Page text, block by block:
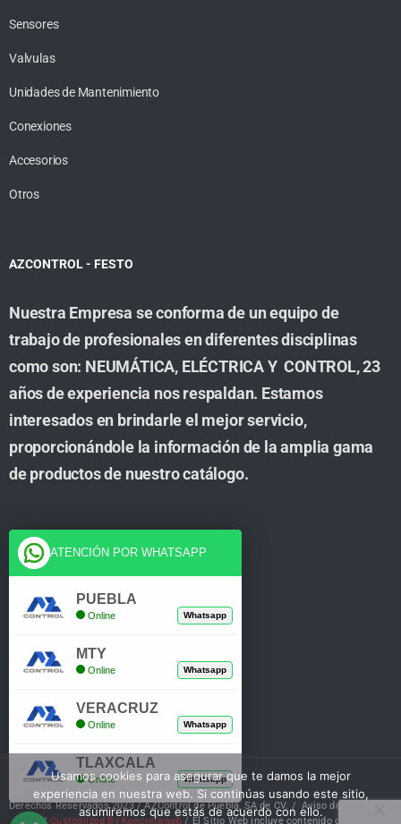
Sensores
Valvulas
Unidades de Mantenimiento
Conexiones
Accesorios
Otros
AZCONTROL - FESTO
Nuestra Empresa se conforma de un equipo de
trabajo de profesionales en diferentes disciplinas
como son: NEUMÁTICA, ELÉCTRICA Y CONTROL, 23
años de experiencia nos respaldan. Estamos
interesados en brindarle el mejor servicio,
proporcionándole la información de la amplia gama
de productos de nuestro catálogo.
Cuenta
Tienda
Mi Cuenta
Derechos Reservados 2023 / AZControl de Puebla, SA de CV. /Aviso de Privacidad
/Customized By Koncretaweb / El Sitio Web incluye contenido de IA
Usamos cookies para asegurar que te damos la mejor
experiencia en nuestra web. Si continúas usando este sitio,
asumiremos que estás de acuerdo con ello.
ATENCIÓN POR WHATSAPP
PUEBLA
Online Whatsapp
MTY
Online Whatsapp
VERACRUZ
Online Whatsapp
TLAXCALA
Online Whatsapp